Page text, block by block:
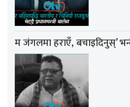
म जंगलमा हराएँ, बचाइदिनुस्’